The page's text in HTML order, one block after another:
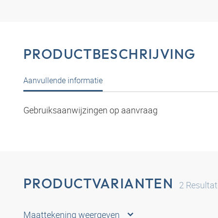
PRODUCTBESCHRIJVING
Aanvullende informatie
Gebruiksaanwijzingen op aanvraag
PRODUCTVARIANTEN 2
Maattekening weergeven